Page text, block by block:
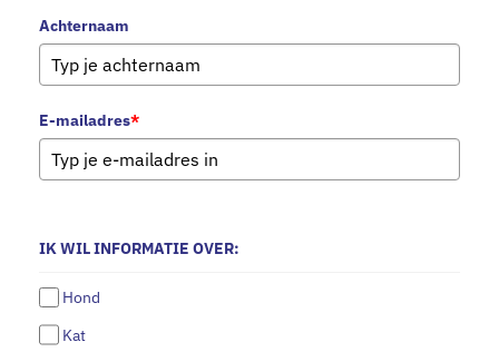
Achternaam
E-mailadres*
IK WIL INFORMATIE OVER:
Hond
Kat